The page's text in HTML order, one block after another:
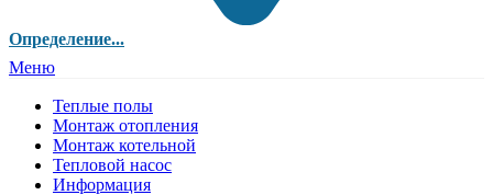
Определение...
Меню
Теплые полы
Монтаж отопления
Монтаж котельной
Тепловой насос
Информация